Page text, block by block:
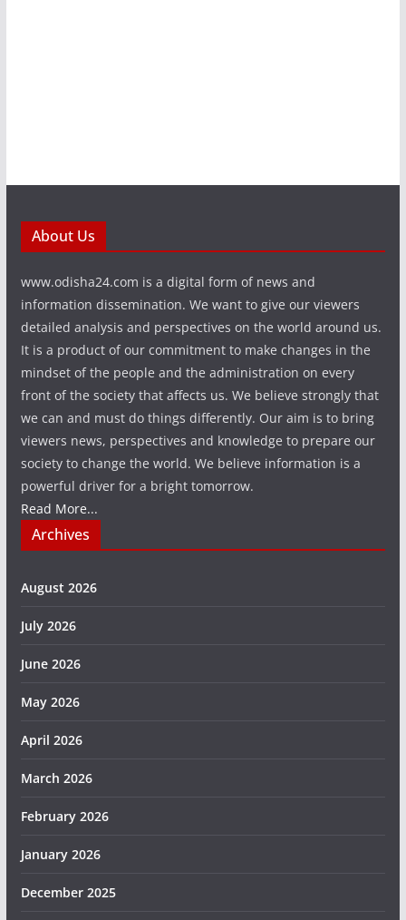
About Us
www.odisha24.com is a digital form of news and
information dissemination. We want to give our viewers
detailed analysis and perspectives on the world around us.
It is a product of our commitment to make changes in the
mindset of the people and the administration on every
front of the society that affects us. We believe strongly that
we can and must do things differently. Our aim is to bring
viewers news, perspectives and knowledge to prepare our
society to change the world. We believe information is a
powerful driver for a bright tomorrow.
Read More...
Archives
August 2026
July 2026
June 2026
May 2026
April 2026
March 2026
February 2026
January 2026
December 2025